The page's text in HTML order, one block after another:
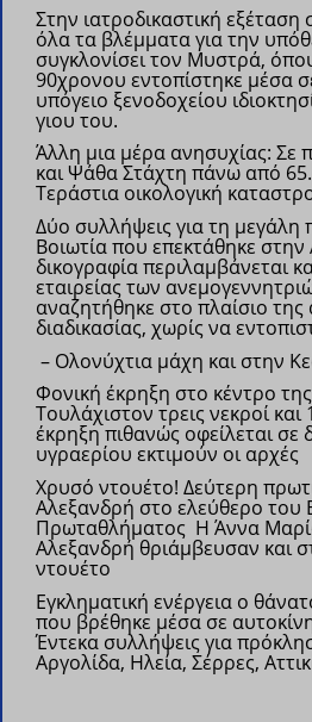
Στην ιατροδικαστική
όλα τα βλέμματα για την
συγκλονίσει τον Μυστρά,
90χρονου εντοπίστηκε μέσα
υπόγειο ξενοδοχείου
γιου του.
Άλλη μια μέρα ανησυχίας: Σε
και Ψάθα Στάχτη πάνω από
Τεράστια οικολογική
Δύο συλλήψεις για τη μεγάλη
Βοιωτία που επεκτάθηκε στην
δικογραφία περιλαμβάνεται
εταιρείας των
αναζητήθηκε στο πλαίσιο
διαδικασίας, χωρίς να
– Ολονύχτια μάχη και στην
Φονική έκρηξη στο κέντρο
Τουλάχιστον τρεις νεκροί και
έκρηξη πιθανώς οφείλεται σε
υγραερίου εκτιμούν οι αρχές
Χρυσό ντουέτο! Δεύτερη
Αλεξανδρή στο ελεύθερο του
Πρωταθλήματος Η Άννα
Αλεξανδρή θριάμβευσαν και
ντουέτο
Εγκληματική ενέργεια ο
που βρέθηκε μέσα σε
Έντεκα συλλήψεις για
Αργολίδα, Ηλεία, Σέρρες,